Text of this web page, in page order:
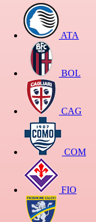
ATA
BOL
CAG
COM
FIO